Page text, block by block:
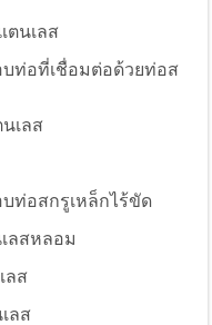
ตนเลส
ท่อที่เชื่อมต่อด้วยท่อส
เลส
ท่อสกรูเหล็กไร้ขัด
ลสหลอม
ลส
ลส